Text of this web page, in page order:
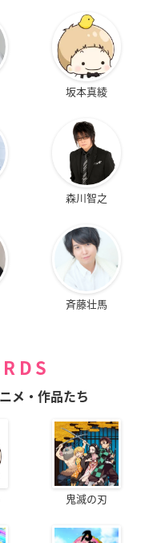
坂本真綾
森川智之
斉藤壮馬
メ・作品たち
鬼滅の刃